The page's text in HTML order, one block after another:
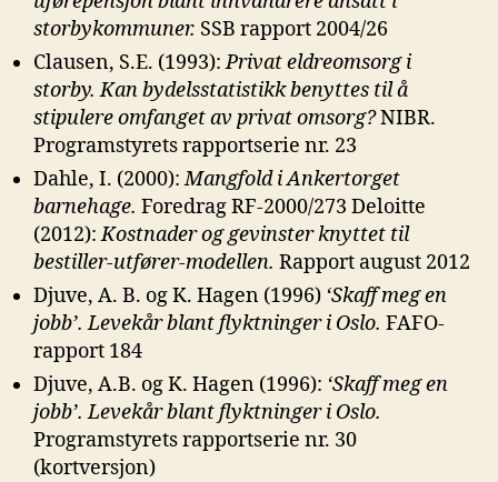
storbykommuner. SSB rapport 2004/26
Clausen, S.E. (1993):Privat eldreomsorg i
storby. Kan bydelsstatistikk benyttes tilå
stipulere omfanget av privat omsorg?NIBR.
Programstyrets rapportserie nr. 23
Dahle, I. (2000):Mangfold i Ankertorget
barnehage. Foredrag RF-2000/273 Deloitte
(2012):Kostnader og gevinster knyttet til
bestiller-utfører-modellen. Rapport august 2012
Djuve, A. B. og K. Hagen (1996) ‘Skaff meg en
jobb’. Levekår blantflyktninger i Oslo. FAFO-
rapport 184
Djuve, A.B. og K. Hagen (1996): ‘Skaff meg en
jobb’. Levekår blantflyktninger i Oslo.
Programstyrets rapportserie nr. 30
(kortversjon)